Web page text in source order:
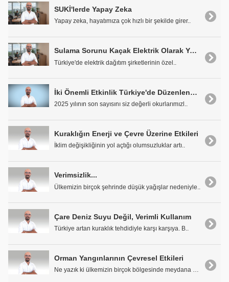
SUKİ'lerde Yapay Zeka
Yapay zeka, hayatımıza çok hızlı bir şekilde girer..
Sulama Sorunu Kaçak Elektrik Olarak Yansıyor
Türkiye'de elektrik dağıtım şirketlerinin özel..
İki Önemli Etkinlik Türkiye'de Düzenlenecek
2025 yılının son sayısını siz değerli okurlarımızl..
Kuraklığın Enerji ve Çevre Üzerine Etkileri
İklim değişikliğinin yol açtığı olumsuzluklar artı..
Verimsizlik...
Ülkemizin birçok şehrinde düşük yağışlar nedeniyle..
Çare Deniz Suyu Değil, Verimli Kullanım
Türkiye artan kuraklık tehdidiyle karşı karşıya. B..
Orman Yangınlarının Çevresel Etkileri
Ne yazık ki ülkemizin birçok bölgesinde meydana ge..